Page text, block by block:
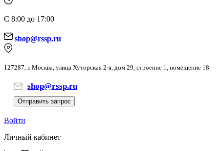
С 8:00 до 17:00
shop@rssp.ru
127287, г. Москва, улица Хуторская 2-я, дом 29, строение 1, помещение 18
shop@rssp.ru
Отправить запрос
Войти
Личный кабинет